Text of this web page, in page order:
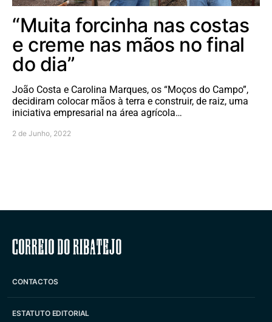
“Muita forcinha nas costas
e creme nas mãos no final
do dia”
João Costa e Carolina Marques, os “Moços do Campo”,
decidiram colocar mãos à terra e construir, de raiz, uma
iniciativa empresarial na área agrícola…
2 de Junho, 2022
Correio do Ribatejo
CONTACTOS
ESTATUTO EDITORIAL